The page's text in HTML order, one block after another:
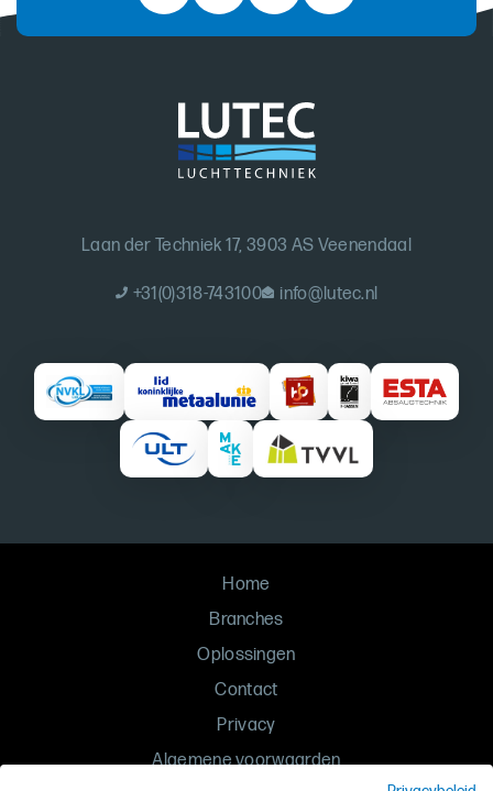
Laan der Techniek 17, 3903 AS Veenendaal
+31(0)318-743100 info@lutec.nl
Home
Branches
Oplossingen
Contact
Privacy
Algemene voorwaarden